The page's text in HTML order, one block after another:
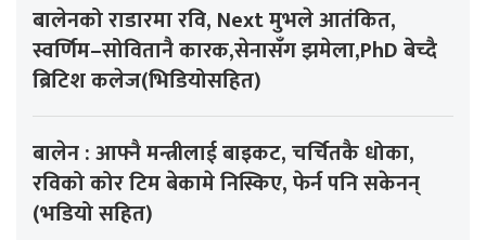
बालेनको राडारमा रवि, Next मुभले आतंकित,
स्वर्णिम–सोवितानै कारक,सेनासँग झमेला,PhD बेच्दै
ब्रिटिश कलेज(भिडियोसहित)
बालेन : आफ्नै मन्त्रीलाई बाइकट, चर्चितकै धोका,
रविको कोर टिम बेकामे निस्किए, फेर्न पनि सकेनन्
(भडियो सहित)